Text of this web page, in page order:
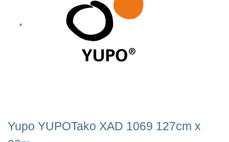
Yupo YUPOTako XAD 1069 127cm x